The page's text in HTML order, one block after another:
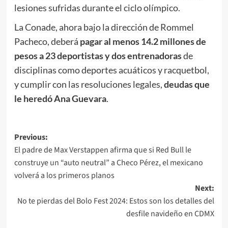
lesiones sufridas durante el ciclo olímpico.
La Conade, ahora bajo la dirección de Rommel
Pacheco, deberá pagar al menos 14.2 millones de
pesos a 23 deportistas y dos entrenadorasde
disciplinas como deportes acuáticos y racquetbol,
y cumplir con las resoluciones legales,deudas que
le heredó Ana Guevara.
Post
navigation
Previous:
El padre de Max Verstappen afirma que si Red Bull le
construye un “auto neutral” a Checo Pérez, el mexicano
volverá a los primeros planos
Next:
No te pierdas del Bolo Fest 2024: Estos son los detalles del
desfile navideño en CDMX